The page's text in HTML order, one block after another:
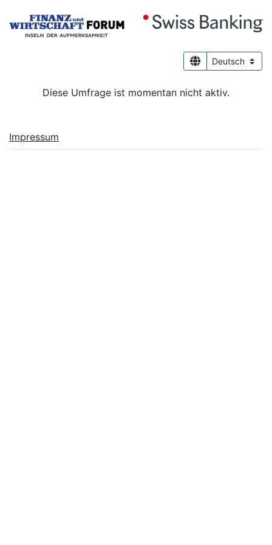
Diese Umfrage ist momentan nicht aktiv.
Impressum